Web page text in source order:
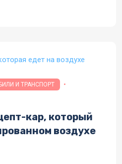
И ТРАНСПОРТ
кар, который
воздухе